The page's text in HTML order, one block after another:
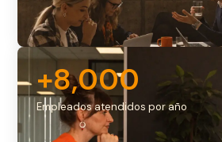
Empleados atendidos por año
+8,000